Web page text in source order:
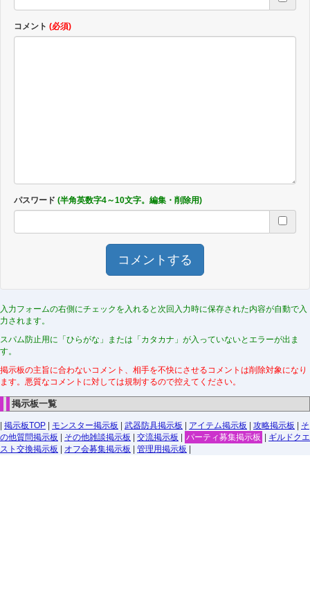
コメント (必須)
パスワード (半角英数字4～10文字。編集・削除用)
コメントする
入力フォームの右側にチェックを入れると次回入力時に保存された内容が自動で入
力されます。
スパム防止用に「ひらがな」または「カタカナ」が入っていないとエラーが出ま
す。
掲示板の主旨に合わないコメント、相手を不快にさせるコメントは削除対象になり
ます。悪質なコメントに対しては規制するので控えてください。
掲示板一覧
掲示板TOP モンスター掲示板 武器防具掲示板 アイテム掲示板 攻略掲示板
そ
の他質問掲示板
その他雑談掲示板 交流掲示板 パーティ募集掲示板
ギルドクエ
スト交換掲示板
オフ会募集掲示板 管理用掲示板